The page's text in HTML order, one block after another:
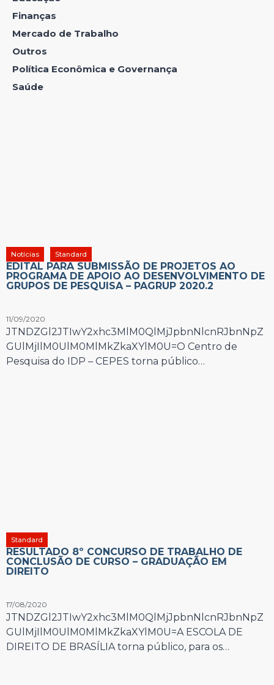
Finanças
Mercado de Trabalho
Outros
Política Econômica e Governança
Saúde
Notícias Standard
EDITAL PARA SUBMISSÃO DE PROJETOS AO
PROGRAMA DE APOIO AO DESENVOLVIMENTO DE
GRUPOS DE PESQUISA – PAGRUP 2020.2
11/09/2020
JTNDZGl2JTIwY2xhc3MlM0QlMjJpbnNlcnRJbnNpZ
GUlMjIlM0UlM0MlMkZkaXYlM0U=O Centro de
Pesquisa do IDP – CEPES torna público…
Standard
RESULTADO 8º CONCURSO DE TRABALHO DE
CONCLUSÃO DE CURSO – GRADUAÇÃO EM
DIREITO
17/08/2020
JTNDZGl2JTIwY2xhc3MlM0QlMjJpbnNlcnRJbnNpZ
GUlMjIlM0UlM0MlMkZkaXYlM0U=A ESCOLA DE
DIREITO DE BRASÍLIA torna público, para os…